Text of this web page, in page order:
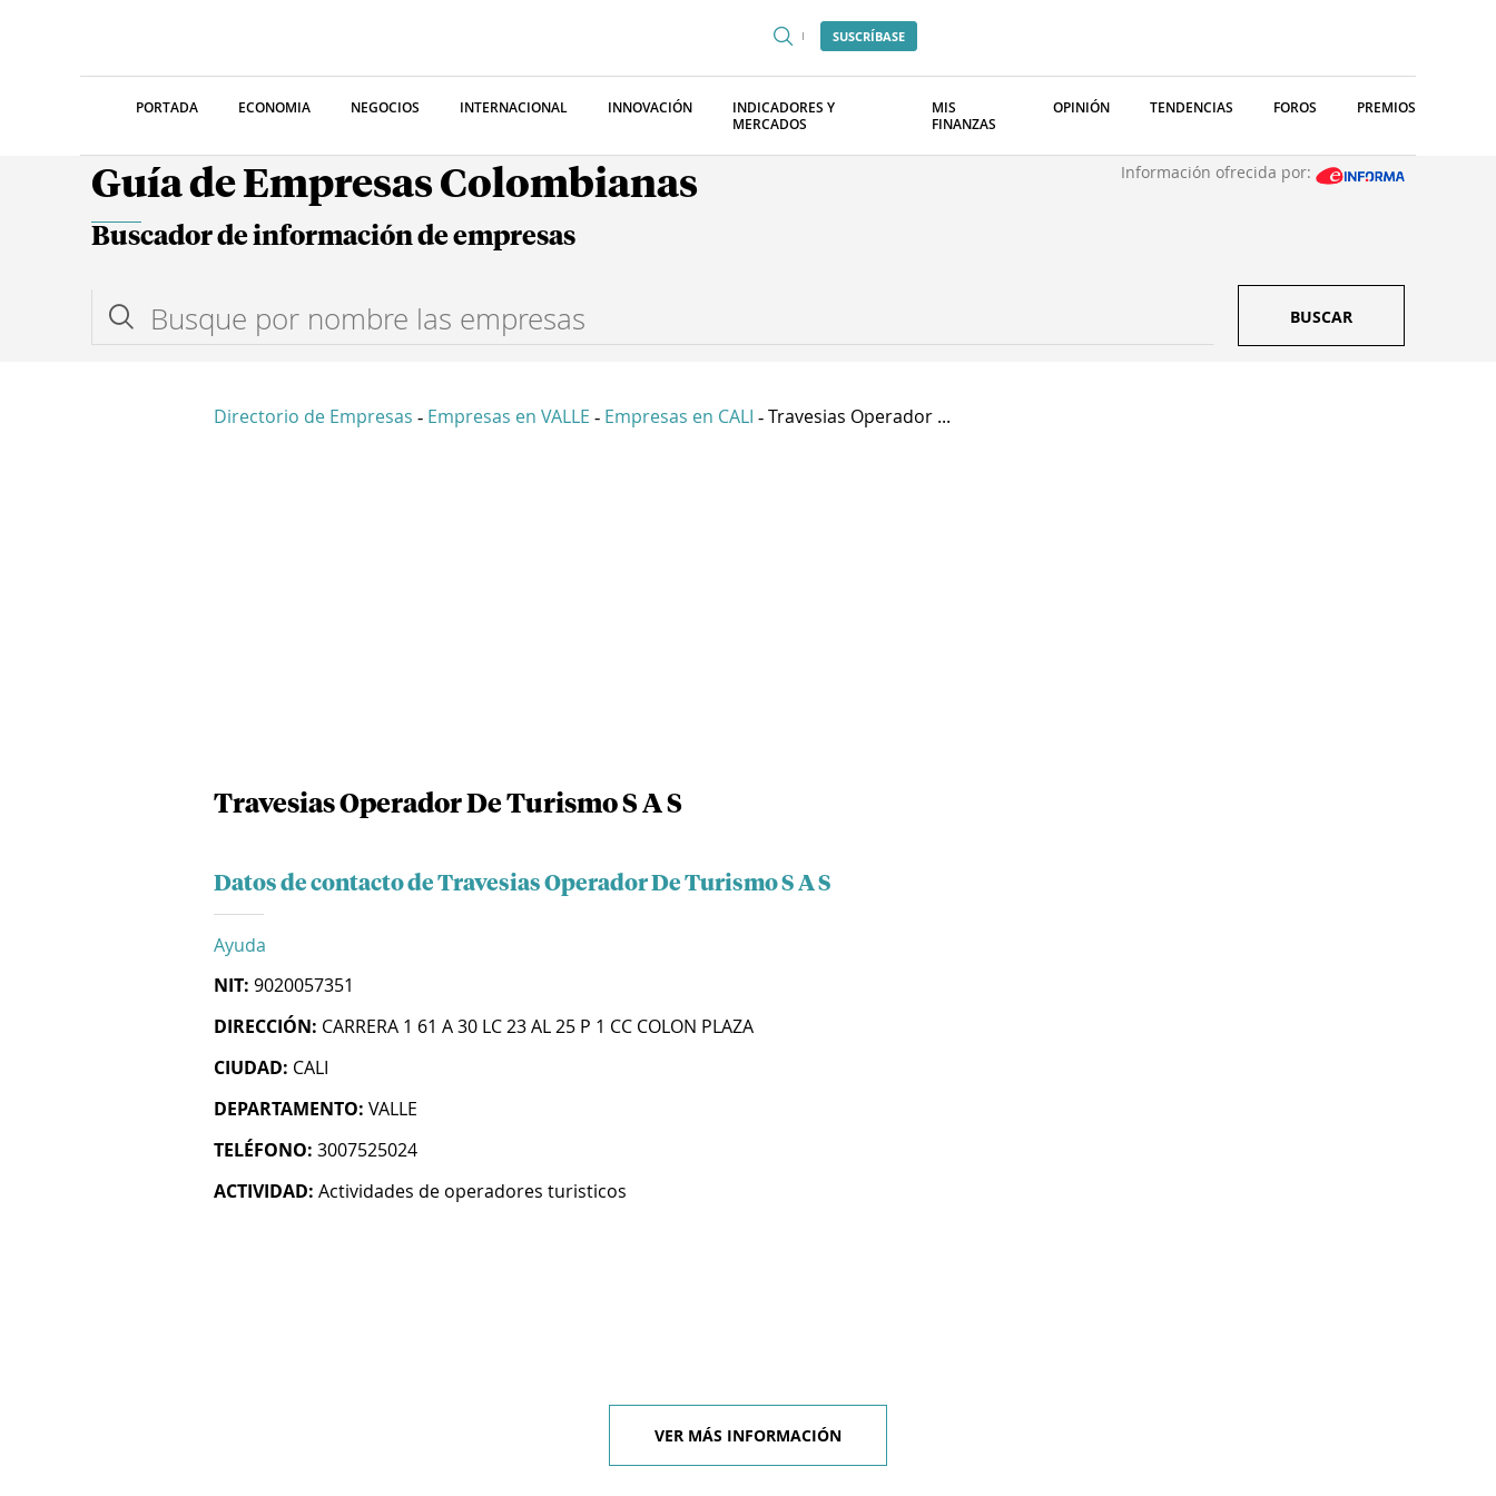
SUSCRÍBASE
PORTADA ECONOMIA NEGOCIOS INTERNACIONAL INNOVACIÓN
INDICADORES Y
MERCADOS
MIS
FINANZAS
OPINIÓN TENDENCIAS FOROS PREMIOS
Guía de Empresas Colombianas Información ofrecida por:
Buscador de información de empresas
BUSCAR
Directorio de Empresas - Empresas en VALLE - Empresas en CALI - Travesias Operador ...
Travesias Operador De Turismo S A S
Datos de contacto de Travesias Operador De Turismo S A S
Ayuda
NIT: 9020057351
DIRECCIÓN: CARRERA 1 61 A 30 LC 23 AL 25 P 1 CC COLON PLAZA
CIUDAD: CALI
DEPARTAMENTO: VALLE
TELÉFONO: 3007525024
ACTIVIDAD: Actividades de operadores turisticos
VER MÁS INFORMACIÓN